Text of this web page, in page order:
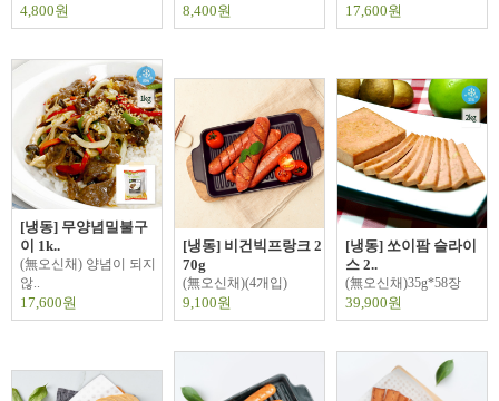
4,800원 8,400원 17,600원
[냉동] 무양념밀불구
이 1k..
(無오신채) 양념이 되지
않..
17,600원
[냉동] 비건빅프랑크 2
70g
(無오신채)(4개입)
9,100원
[냉동] 쏘이팜 슬라이
스 2..
(無오신채)35g*58장
39,900원